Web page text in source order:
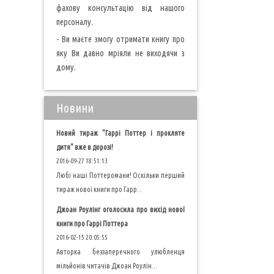
фахову консультацію від нашого
персоналу.
- Ви маєте змогу отримати книгу про
яку Ви давно мріяли не виходячи з
дому.
Новини
Новий тираж "Гаррі Поттер і прокляте
дитя" вже в дорозі!
2016-09-27 18:51:13
Любі наші Поттеромани! Оскільки перший
тираж нової книги про Гарр...
Джоан Роулінг оголосила про вихід нової
книги про Гаррі Поттера
2016-02-15 20:05:55
Авторка беззаперечного улюбленця
мільйонів читачів Джоан Роулін...